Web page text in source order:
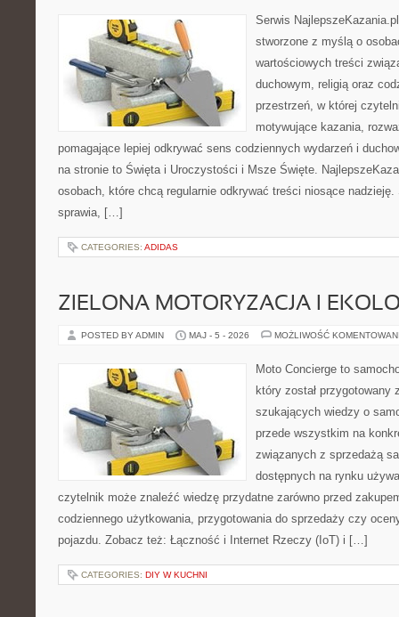
Serwis
stworzone z myślą o
wartościowych treści
duchowym, religią oraz
przestrzeń, w której
motywujące kazania,
pomagające lepiej odkrywać sens codziennych wydarzeń i
na stronie to Święta i Uroczystości i Msze Święte.
osobach, które chcą regularnie odkrywać treści niosące nadzieję.
sprawia, […]
CATEGORIES: ADIDAS
ZIELONA MOTORYZACJA I
POSTED BY ADMIN MAJ - 5 - 2026 MOŻLIWOŚĆ
Moto Concierge to
który został przygotowany
szukających wiedzy o
przede wszystkim na
związanych z sprzedażą
dostępnych na rynku
czytelnik może znaleźć wiedzę przydatne zarówno przed
codziennego użytkowania, przygotowania do sprzedaży czy
pojazdu. Zobacz też: Łączność i Internet Rzeczy (IoT) i […]
CATEGORIES: DIY W KUCHNI